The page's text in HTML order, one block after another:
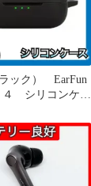
ック） EarFun
４ シリコンケー